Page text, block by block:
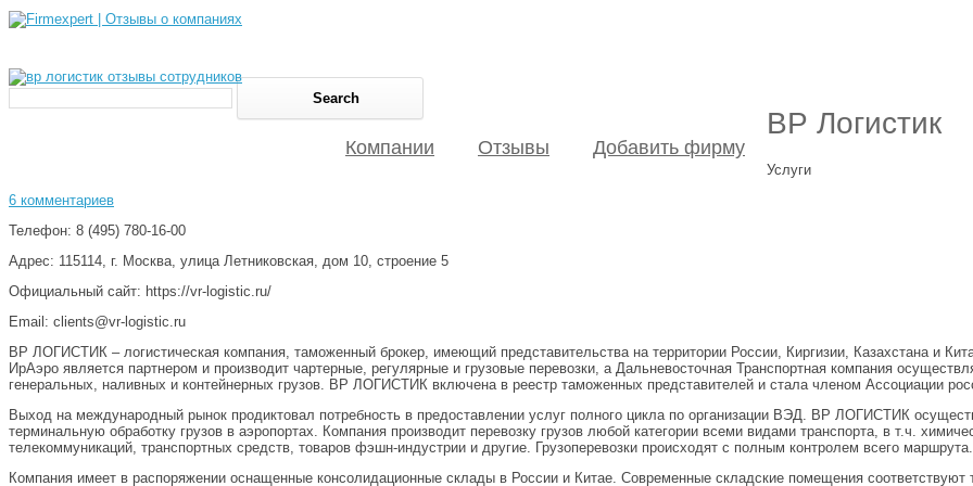
Компании Отзывы Добавить фирму
ВР Логистик
Услуги
6 комментариев
Телефон: 8 (495) 780-16-00
Адрес: 115114, г. Москва, улица Летниковская, дом 10, строение 5
Официальный сайт: https://vr-logistic.ru/
Email: clients@vr-logistic.ru
ВР ЛОГИСТИК – логистическая компания, таможенный брокер, имеющий представительства на территории России, Киргизии, Казахстана и
ИрАэро является партнером и производит чартерные, регулярные и грузовые перевозки, а Дальневосточная Транспортная компания
генеральных, наливных и контейнерных грузов. ВР ЛОГИСТИК включена в реестр таможенных представителей и стала членом Ассоциации
Выход на международный рынок продиктовал потребность в предоставлении услуг полного цикла по организации ВЭД. ВР ЛОГИСТИК
терминальную обработку грузов в аэропортах. Компания производит перевозку грузов любой категории всеми видами транспорта, в т.ч.
телекоммуникаций, транспортных средств, товаров фэшн-индустрии и другие. Грузоперевозки происходят с полным контролем всего маршрута.
Компания имеет в распоряжении оснащенные консолидационные склады в России и Китае. Современные складские помещения соответствуют